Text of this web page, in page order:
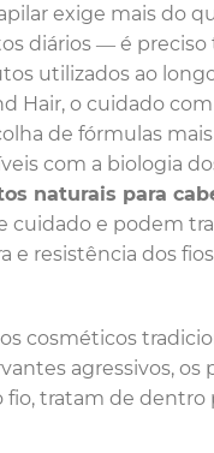
exige mais do
diários — é
utilizados ao
Hair, o cuidado
de fórmulas
com a biologia
naturais para
cuidado e podem
e resistência dos
cosméticos
agressivos, os
tratam de dentro